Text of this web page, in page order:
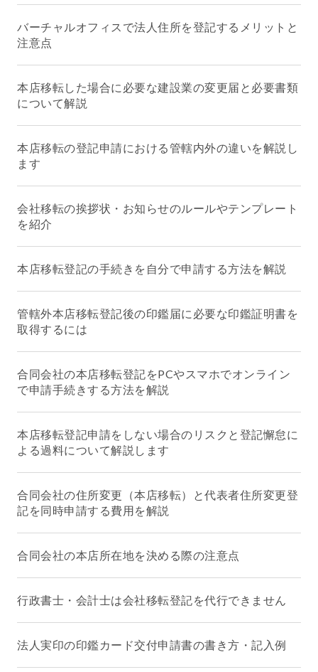
バーチャルオフィスで法人住所を登記するメリットと
注意点
本店移転した場合に必要な建設業の変更届と必要書類
について解説
本店移転の登記申請における管轄内外の違いを解説し
ます
会社移転の挨拶状・お知らせのルールやテンプレート
を紹介
本店移転登記の手続きを自分で申請する方法を解説
管轄外本店移転登記後の印鑑届に必要な印鑑証明書を
取得するには
合同会社の本店移転登記をPCやスマホでオンライン
で申請手続きする方法を解説
本店移転登記申請をしない場合のリスクと登記懈怠に
よる過料について解説します
合同会社の住所変更（本店移転）と代表者住所変更登
記を同時申請する費用を解説
合同会社の本店所在地を決める際の注意点
行政書士・会計士は会社移転登記を代行できません
法人実印の印鑑カード交付申請書の書き方・記入例